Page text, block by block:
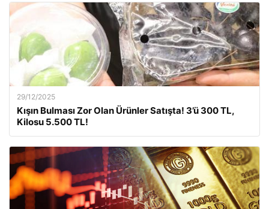
29/12/2025
Kışın Bulması Zor Olan Ürünler Satışta! 3’ü 300 TL,
Kilosu 5.500 TL!